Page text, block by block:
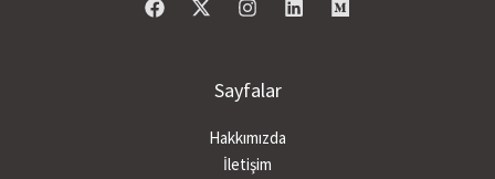
Sayfalar
Hakkımızda
İletişim